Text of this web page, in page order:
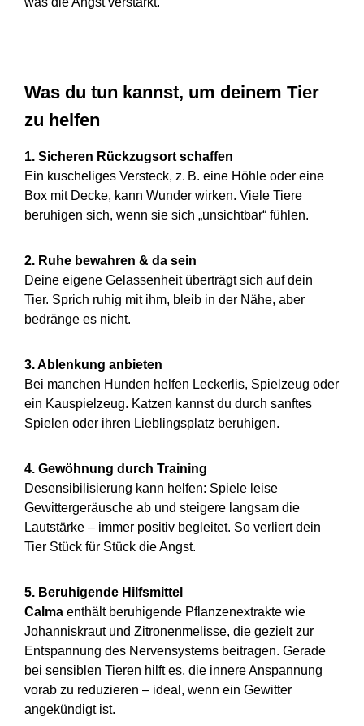
Was du tun kannst, um deinem Tier
zu helfen
1. Sicheren Rückzugsort schaffen
Ein kuscheliges Versteck, z. B. eine Höhle oder eine
Box mit Decke, kann Wunder wirken. Viele Tiere
beruhigen sich, wenn sie sich „unsichtbar“ fühlen.
2. Ruhe bewahren & da sein
Deine eigene Gelassenheit überträgt sich auf dein
Tier. Sprich ruhig mit ihm, bleib in der Nähe, aber
bedränge es nicht.
3. Ablenkung anbieten
Bei manchen Hunden helfen Leckerlis, Spielzeug oder
ein Kauspielzeug. Katzen kannst du durch sanftes
Spielen oder ihren Lieblingsplatz beruhigen.
4. Gewöhnung durch Training
Desensibilisierung kann helfen: Spiele leise
Gewittergeräusche ab und steigere langsam die
Lautstärke – immer positiv begleitet. So verliert dein
Tier Stück für Stück die Angst.
5. Beruhigende Hilfsmittel
Calma enthält beruhigende Pflanzenextrakte wie
Johanniskraut und Zitronenmelisse, die gezielt zur
Entspannung des Nervensystems beitragen. Gerade
bei sensiblen Tieren hilft es, die innere Anspannung
vorab zu reduzieren – ideal, wenn ein Gewitter
angekündigt ist.